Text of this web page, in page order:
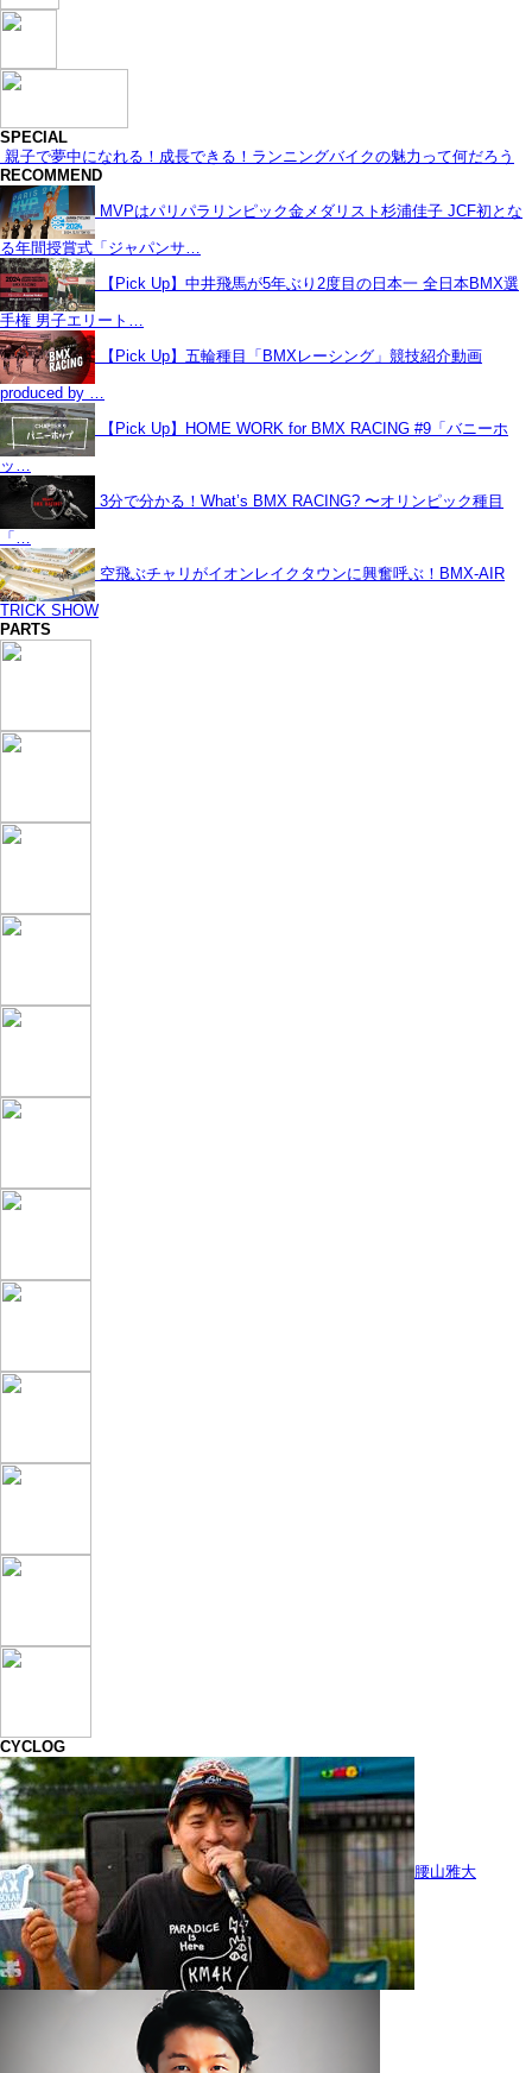
SPECIAL
親子で夢中になれる！成長できる！ランニングバイクの魅力って何だろう
RECOMMEND
MVPはパリパラリンピック金メダリスト杉浦佳子 JCF初とな
る年間授賞式「ジャパンサ…
【Pick Up】中井飛馬が5年ぶり2度目の日本一 全日本BMX選
手権 男子エリート…
【Pick Up】五輪種目「BMXレーシング」競技紹介動画
produced by …
【Pick Up】HOME WORK for BMX RACING #9「バニーホ
ッ…
3分で分かる！What’s BMX RACING? 〜オリンピック種目
「…
空飛ぶチャリがイオンレイクタウンに興奮呼ぶ！BMX-AIR
TRICK SHOW
PARTS
CYCLOG
腰山雅大